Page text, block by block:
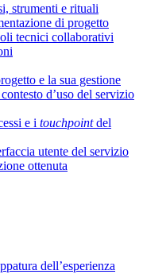
strumenti e rituali
di progetto
tecnici collaborativi
e la sua gestione
d’uso del servizio
e i touchpointdel
utente del servizio
ottenuta
dell’esperienza